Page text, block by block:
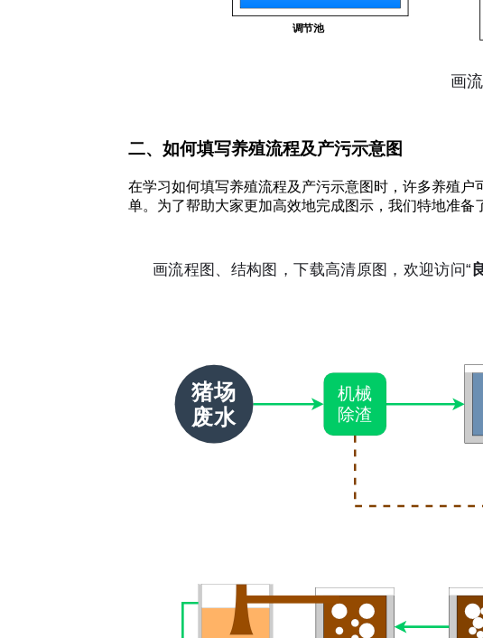
二、如何填写养殖流程及产污示意图
在学习如何填写养殖流程及产污示意图时，许多养殖
单。为了帮助大家更加高效地完成图示，我们特地准备